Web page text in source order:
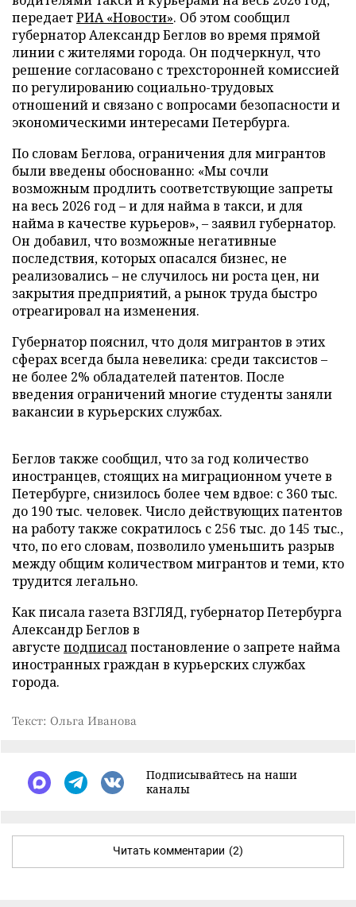
передаетРИА «Новости». Об этом сообщил
губернатор Александр Беглов во время прямой
линии с жителями города. Он подчеркнул, что
решение согласовано с трехсторонней комиссией
по регулированию социально-трудовых
отношений и связано с вопросами безопасности и
экономическими интересами Петербурга.
По словам Беглова, ограничения для мигрантов
были введены обоснованно: «Мы сочли
возможным продлить соответствующие запреты
на весь 2026 год – и для найма в такси, и для
найма в качестве курьеров», – заявил губернатор.
Он добавил, что возможные негативные
последствия, которых опасался бизнес, не
реализовались – не случилось ни роста цен, ни
закрытия предприятий, а рынок труда быстро
отреагировал на изменения.
Губернатор пояснил, что доля мигрантов в этих
сферах всегда была невелика: среди таксистов –
не более 2% обладателей патентов. После
введения ограничений многие студенты заняли
вакансии в курьерских службах.
Беглов также сообщил, что за год количество
иностранцев, стоящих на миграционном учете в
Петербурге, снизилось более чем вдвое: с 360 тыс.
до 190 тыс. человек. Число действующих патентов
на работу также сократилось с 256 тыс. до 145 тыс.,
что, по его словам, позволило уменьшить разрыв
между общим количеством мигрантов и теми, кто
трудится легально.
Как писала газета ВЗГЛЯД, губернатор Петербурга
Александр Беглов в
августе подписалпостановление о запрете найма
иностранных граждан в курьерских службах
города.
Текст: Ольга Иванова
Подписывайтесь на наши
каналы
Читать комментарии (2)